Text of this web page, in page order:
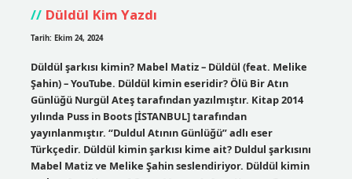
Düldül Kim Yazdı
Tarih: Ekim 24, 2024
Düldül şarkısı kimin? Mabel Matiz – Düldül (feat. Melike
Şahin) – YouTube. Düldül kimin eseridir? Ölü Bir Atın
Günlüğü Nurgül Ateş tarafından yazılmıştır. Kitap 2014
yılında Puss in Boots [İSTANBUL] tarafından
yayınlanmıştır. “Duldul Atının Günlüğü” adlı eser
Türkçedir. Düldül kimin şarkısı kime ait? Duldul şarkısını
Mabel Matiz ve Melike Şahin seslendiriyor. Düldül kimin